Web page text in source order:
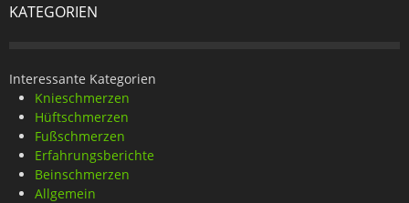
KATEGORIEN
Interessante Kategorien
Knieschmerzen
Hüftschmerzen
Fußschmerzen
Erfahrungsberichte
Beinschmerzen
Allgemein